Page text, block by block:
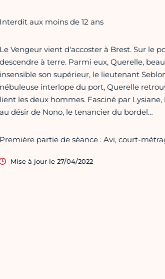
Interdit aux moins de 12 ans
Le Vengeur vient d'accoster à Brest. Sur le
descendre à terre. Parmi eux, Querelle,
insensible son supérieur, le lieutenant
nébuleuse interlope du port, Querelle
lient les deux hommes. Fasciné par
au désir de Nono, le tenancier du bordel…
Première partie de séance : Avi, court-
Mise à jour le 27/04/2022